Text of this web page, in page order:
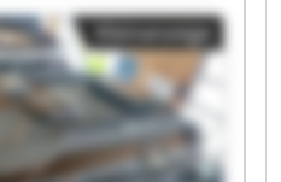
GME Rütger
Hülsermann GME
Rütger Hülsermann
GME Rütger
Hülsermann GME
Rütger Hülsermann
GME Rütger
Kleinanzeige